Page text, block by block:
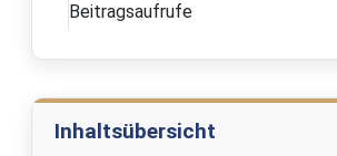
Beitragsaufrufe
Inhaltsübersicht